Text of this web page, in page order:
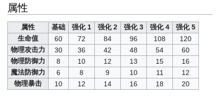
属性
属性 基础 强化 1 强化 2 强化 3 强化 4
强化 5
生命值
60 72 84 96 108
120
物理攻击力
30 36 42 48 54
60
物理防御力
8 10 12 13 15
16
魔法防御力
6 8 9 10 11
12
物理暴击
10 12 14 16 18 20